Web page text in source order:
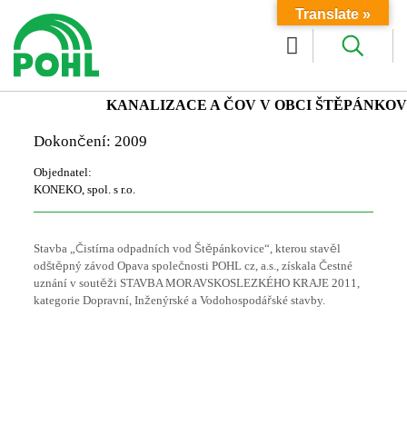
KANALIZACE A ČOV V OBCI
Dokončení: 2009
Objednatel:
KONEKO, spol. s r.o.
Stavba „Čistírna odpadních vod Štěpánkovice“, kterou stavěl
odštěpný závod Opava společnosti POHL cz, a.s., získala Čestné
uznání v soutěži STAVBA MORAVSKOSLEZKÉHO KRAJE 2011,
kategorie Dopravní, Inženýrské a Vodohospodářské stavby.
Translate »